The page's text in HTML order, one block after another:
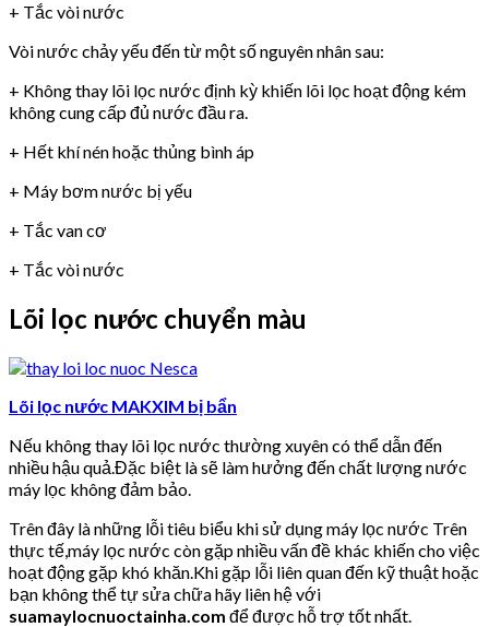
+ Tắc vòi nước
Vòi nước chảy yếu đến từ một số nguyên nhân sau:
+ Không thay lõi lọc nước định kỳ khiến lõi lọc hoạt động kém
không cung cấp đủ nước đầu ra.
+ Hết khí nén hoặc thủng bình áp
+ Máy bơm nước bị yếu
+ Tắc van cơ
+ Tắc vòi nước
Lõi lọc nước chuyển màu
Lõi lọc nước MAKXIM bị bẩn
Nếu không thay lõi lọc nước thường xuyên có thể dẫn đến
nhiều hậu quả.Đặc biệt là sẽ làm hưởng đến chất lượng nước
máy lọc không đảm bảo.
Trên đây là những lỗi tiêu biểu khi sử dụng máy lọc nước Trên
thực tế,máy lọc nước còn gặp nhiều vấn đề khác khiến cho việc
hoạt động gặp khó khăn.Khi gặp lỗi liên quan đến kỹ thuật hoặc
bạn không thể tự sửa chữa hãy liên hệ với
suamaylocnuoctainha.com để được hỗ trợ tốt nhất.